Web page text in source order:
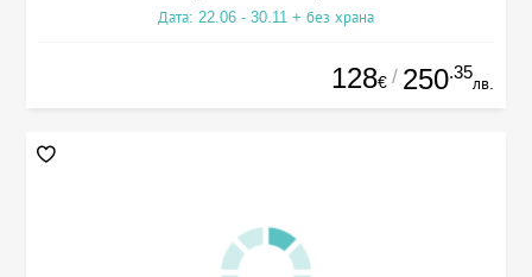
Дата: 22.06 - 30.11 + без храна
128€ / 250.35
лв.